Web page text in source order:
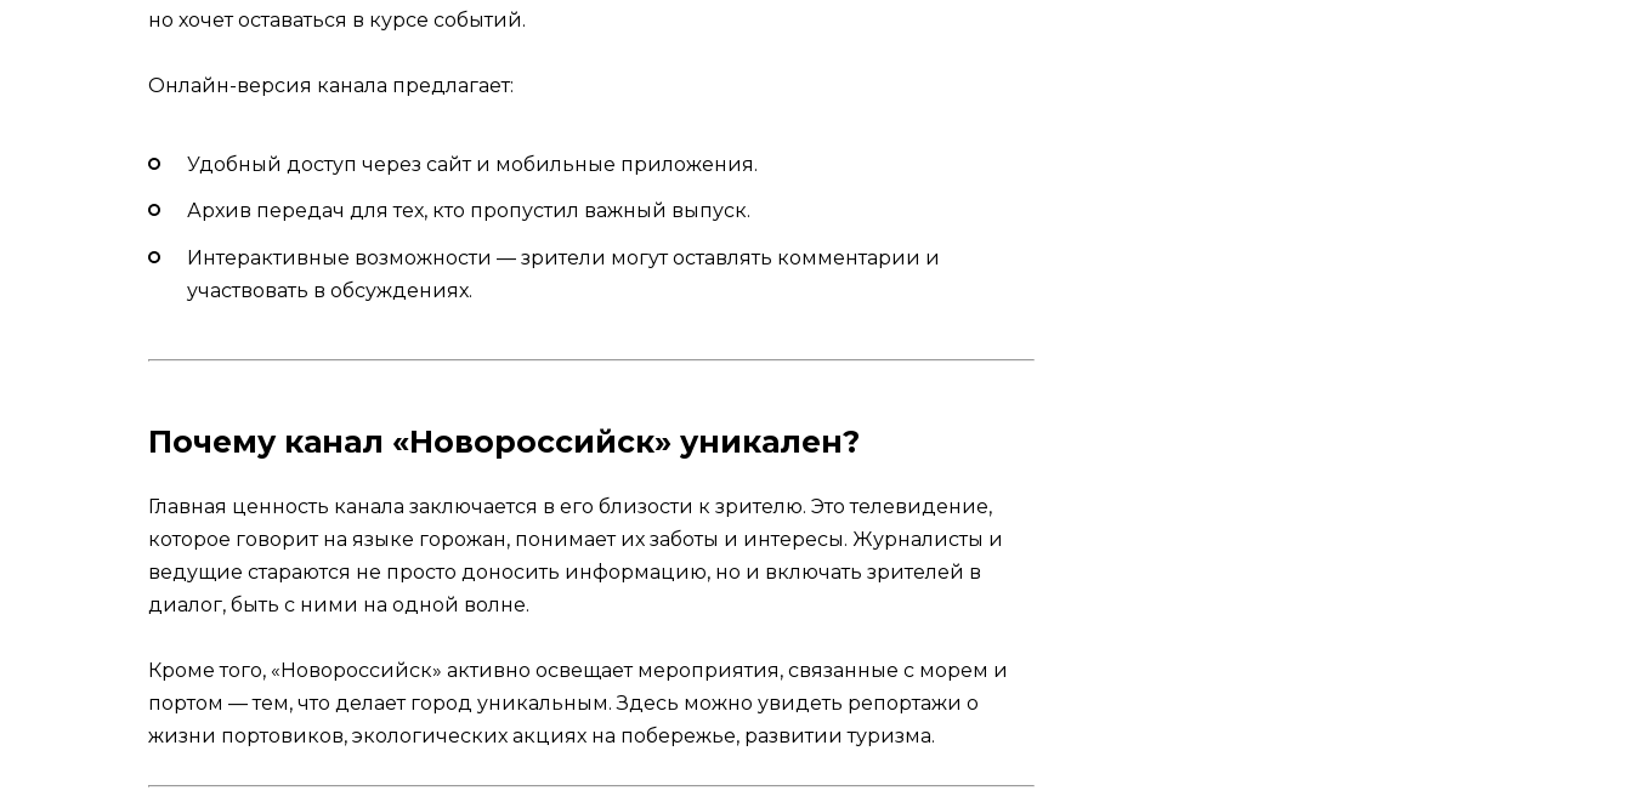
но хочет оставаться в курсе событий.
Онлайн-версия канала предлагает:
Удобный доступ через сайт и мобильные приложения.
Архив передач для тех, кто пропустил важный выпуск.
Интерактивные возможности — зрители могут оставлять комментарии и
участвовать в обсуждениях.
Почему канал «Новороссийск» уникален?
Главная ценность канала заключается в его близости к зрителю. Это телевидение,
которое говорит на языке горожан, понимает их заботы и интересы. Журналисты и
ведущие стараются не просто доносить информацию, но и включать зрителей в
диалог, быть с ними на одной волне.
Кроме того, «Новороссийск» активно освещает мероприятия, связанные с морем и
портом — тем, что делает город уникальным. Здесь можно увидеть репортажи о
жизни портовиков, экологических акциях на побережье, развитии туризма.